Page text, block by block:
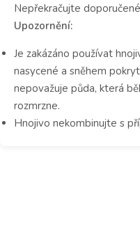
Nepřekračujte
Upozornění:
Je zakázáno používat
nasycené a sněhem
nepovažuje půda, která
rozmrzne.
Hnojivo nekombinujte s